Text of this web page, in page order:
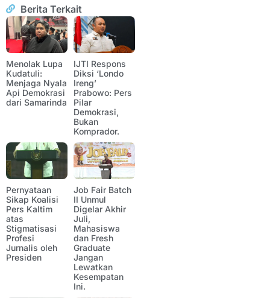
Berita Terkait
Menolak Lupa
Kudatuli:
Menjaga Nyala
Api Demokrasi
dari Samarinda
IJTI Respons
Diksi ‘Londo
Ireng’
Prabowo: Pers
Pilar
Demokrasi,
Bukan
Komprador.
Pernyataan
Sikap Koalisi
Pers Kaltim
atas
Stigmatisasi
Profesi
Jurnalis oleh
Presiden
Job Fair Batch
II Unmul
Digelar Akhir
Juli,
Mahasiswa
dan Fresh
Graduate
Jangan
Lewatkan
Kesempatan
Ini.